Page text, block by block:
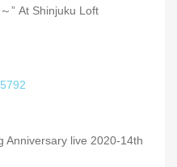
” At Shinjuku Loft
Anniversary live 2020-14th